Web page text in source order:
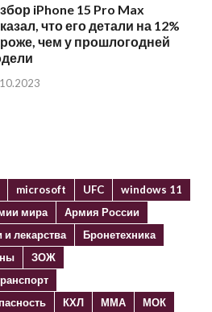
iPhone 15 Pro Max
что его детали на 12%
чем у прошлогодней
microsoft UFC
windows 11
мира
Армия России
и лекарства
Бронетехника
ЗОЖ
КХЛ ММА
МОК